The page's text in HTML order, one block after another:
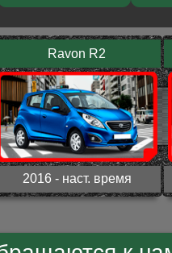
Ravon R2
2016 - наст. время